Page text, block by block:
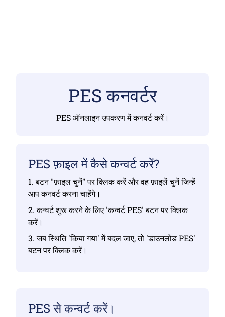
PES कनवर्टर
PES ऑनलाइन उपकरण में कनवर्ट करें।
PES फ़ाइल में कैसे कन्वर्ट करें?
1. बटन "फ़ाइल चुनें" पर क्लिक करें और वह फ़ाइलें चुनें जिन्हें
आप कनवर्ट करना चाहेंगे।
2. कन्वर्ट शुरू करने के लिए 'कन्वर्ट PES' बटन पर क्लिक
करें।
3. जब स्थिति 'किया गया' में बदल जाए, तो 'डाउनलोड PES'
बटन पर क्लिक करें।
PES से कन्वर्ट करें।